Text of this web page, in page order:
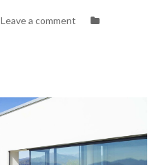
Leave a commenton